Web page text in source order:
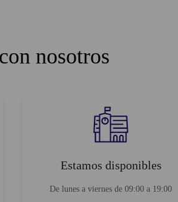
nosotros
Estamos disponibles
De lunes a viernes de 09:00 a 19:00